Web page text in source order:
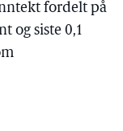
fordelt på
og siste 0,1